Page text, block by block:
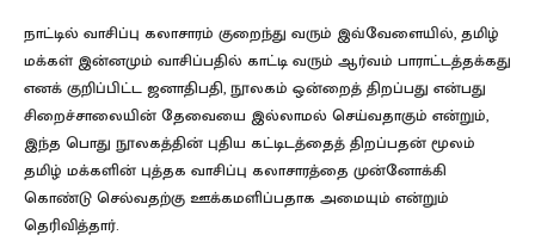
நாட்டில் வாசிப்பு கலாசாரம் குறைந்து வரும் இவ்வேளையில், தமிழ்
மக்கள் இன்னமும் வாசிப்பதில் காட்டி வரும் ஆர்வம் பாராட்டத்தக்கது
எனக் குறிப்பிட்ட ஜனாதிபதி, நூலகம் ஒன்றைத் திறப்பது என்பது
சிறைச்சாலையின் தேவையை இல்லாமல் செய்வதாகும் என்றும்,
இந்த பொது நூலகத்தின் புதிய கட்டிடத்தைத் திறப்பதன் மூலம்
தமிழ் மக்களின் புத்தக வாசிப்பு கலாசாரத்தை முன்னோக்கி
கொண்டு செல்வதற்கு ஊக்கமளிப்பதாக அமையும் என்றும்
தெரிவித்தார்.